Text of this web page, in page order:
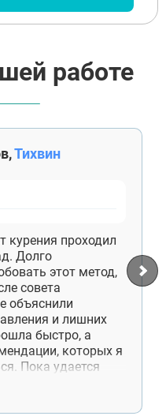
работе
Тихвин
курения проходил
Долго
этот метод,
совета
объяснили
и лишних
быстро, а
которых я
Пока удается
это лучший